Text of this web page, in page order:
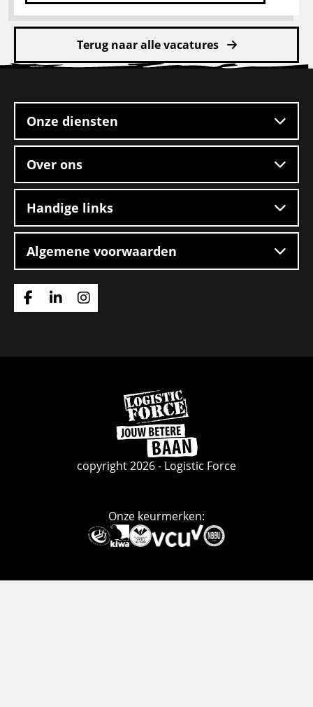
Lees
meer
Rangeerder
Boxtel
Terug naar alle vacatures
footer
Onze diensten
Over ons
Handige links
Algemene voorwaarden
Ga
Ga
Ga
Ga
naar
de
homepage
copyright 2026 - Logistic Force
Onze keurmerken:
Deze
link
naar